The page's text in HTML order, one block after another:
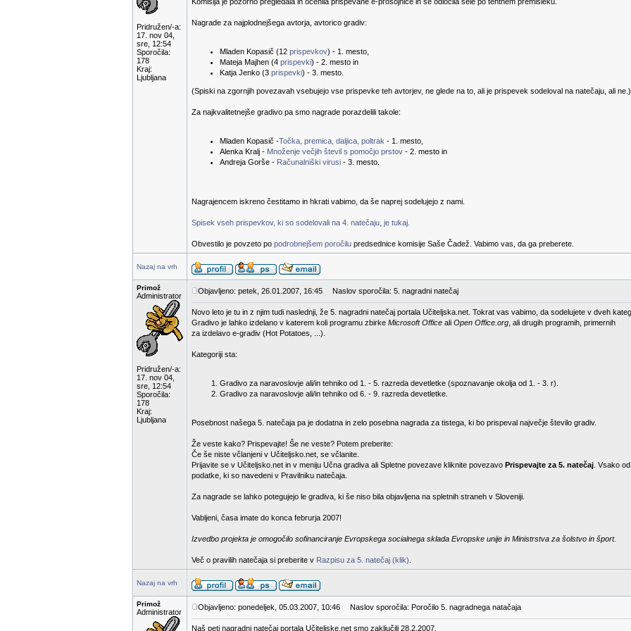
Pridružen/-a:
17. nov 04,
sre, 12:54
Sporočila:
178
Kraj:
Ljubljana
Nagrade za najplodnejšega avtorja, avtorico gradiv:
Mladen Kopasič (12 prispevkov) - 1. mesto,
Mateja Majhen (4 prispevki) - 2. mesto in
Katja Jenko (3 prispevki) - 3. mesto.
(Spiski na zgornjih povezavah vsebujejo vse prispevke teh avtorjev, ne glede na to, ali je prispevek sodeloval na natečaju, ali ne.)
Za najkvalitetnejše gradivo pa smo nagrade porazdelili takole:
Mladen Kopasič -Točka, premica, daljica, poltrak - 1. mesto,
Alenka Kralj - Množenje večjih števil s pomočjo prstov - 2. mesto in
Andreja Gorše - Računalniški virusi - 3. mesto.
Nagrajencem iskreno čestitamo in hkrati vabimo, da še naprej sodelujejo z nami.
Spisek vseh prispevkov, ki so sodelovali na 4. natečaju, je tukaj.
Obvestilo je povzeto po podrobnejšem poročilu predsednice komisije Saše Čadež. Vabimo vas, da ga preberete.
Nazaj na vrh
Primož
Administrator
Pridružen/-a:
17. nov 04,
sre, 12:54
Sporočila:
178
Kraj:
Ljubljana
Objavljeno: petek, 26.01.2007, 16:45 Naslov sporočila: 5. nagradni natečaj
Novo leto je tu in z njim tudi naslednji, že 5. nagradni natečaj portala Učiteljska.net. Tokrat vas vabimo, da sodelujete v dveh
Gradivo je lahko izdelano v katerem koli programu zbirke Microsoft Office ali Open Office.org , ali drugih programih, primernih
za izdelavo e-gradiv (Hot Potatoes, ...).
Kategoriji sta:
Gradivo za naravoslovje ali/in tehniko od 1. - 5. razreda devetletke (spoznavanje okolja od 1. - 3. r).
Gradivo za naravoslovje ali/in tehniko od 6. - 9. razreda devetletke.
Posebnost našega 5. natečaja pa je dodatna in zelo posebna nagrada za tistega, ki bo prispeval največje število gradiv.
Že veste kako? Prispevajte! Še ne veste? Potem preberite:
Če še niste včlanjeni v Učiteljsko.net, se včlanite.
Prijavite se v Učiteljsko.net in v meniju Učna gradiva ali Spletne povezave kliknite povezavo Prispevajte za 5. natečaj . Vsako
podatke, ki so navedeni v Pravilniku natečaja.
Za nagrade se lahko potegujejo le gradiva, ki še niso bila objavljena na spletnih straneh v Sloveniji.
Vabljeni, časa imate do konca februrja 2007!
Izvedbo projekta je omogočilo sofinanciranje Evropskega socialnega sklada Evropske unije in Ministrstva za šolstvo in šport.
Več o pravilih natečaja si preberite v Razpisu za 5. natečaj (klik)
Nazaj na vrh
Primož
Administrator
Objavljeno: ponedeljek, 05.03.2007, 10:46 Naslov sporočila: Poročilo 5. nagradnega natačaja
Naš peti nagradni natečaj portala Učiteljske.net smo zaključili 28.2.2007.